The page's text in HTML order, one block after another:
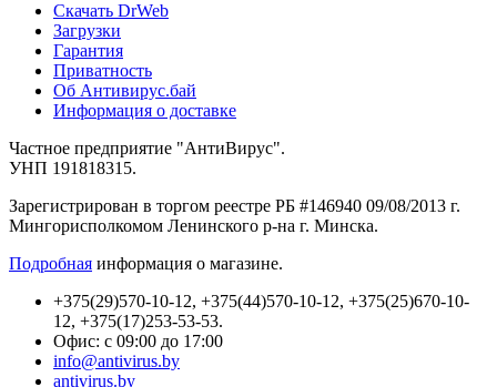
Cкачать DrWeb
Загрузки
Гарантия
Приватность
Об Антивирус.бай
Информация о доставке
Частное предприятие "АнтиВирус".
УНП 191818315.
Зарегистрирован в торгом реестре РБ #146940 09/08/2013 г.
Мингорисполкомом Ленинского р-на г. Минска.
Подробная информация о магазине.
+375(29)570-10-12, +375(44)570-10-12, +375(25)670-10-
12, +375(17)253-53-53.
Офис: с 09:00 до 17:00
info@antivirus.by
antivirus.by